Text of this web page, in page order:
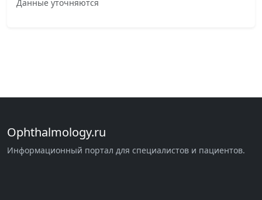
Данные уточняются
Ophthalmology.ru
Информационный портал для специалистов и пациентов.